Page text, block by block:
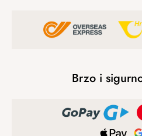
Brzo i